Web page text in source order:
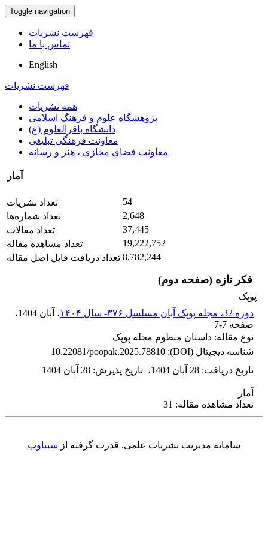
Toggle navigation
فهرست نشریات
تماس با ما
English
فهرست نشریات
همه نشریات
پژوهشگاه علوم و فرهنگ اسلامی
دانشگاه باقرالعلوم (ع)
معاونت فرهنگی تبلیغی
معاونت فضای مجازی ، هنر و رسانه
آمار
تعداد نشریات
54
تعداد شماره‌ها
2,648
تعداد مقالات
37,445
تعداد مشاهده مقاله
19,222,752
تعداد دریافت فایل اصل مقاله 8,782,244
فکر تازه (صفحه دوم)
پوپک
دوره 32، مجله پوپک آبان مسلسل ۳۷۶- سال ۱۴۰۴
، آبان 1404
،
صفحه 7-7
نوع مقاله: داستان منظوم مجله پوپک
شناسه دیجیتال (DOI):
10.22081/poopak.2025.78810
تاریخ دریافت: 28 آبان 1404 ، تاریخ پذیرش: 28 آبان 1404
آمار
تعداد مشاهده مقاله: 31
سامانه مدیریت نشریات علمی. قدرت گرفته از سیناوب